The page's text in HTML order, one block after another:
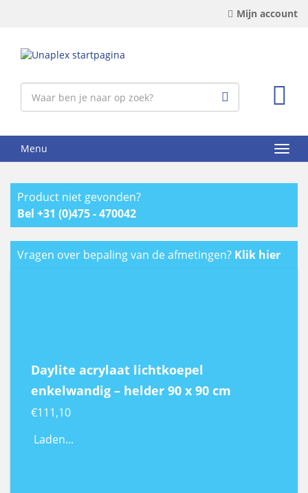
Mijn account
Menu
Product niet gevonden?
Bel +31 (0)475 - 470042
Vragen over bepaling van de afmetingen? Klik hier
Daylite acrylaat lichtkoepel
enkelwandig – helder 90 x 90 cm
€111,10
Laden...